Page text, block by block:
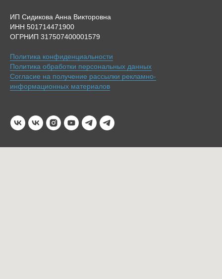
ИП Сидикова Анна Викторовна
ИНН 501714471900
ОГРНИП 317507400001579
Политика конфиденциальности
Политика обработки персональных данных
Согласие на получение рассылки рекламно-
информационных материалов